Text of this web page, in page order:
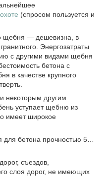
(спросом пользуется и
щебня — дешевизна, в
Энергозатраты
с другими видами щебня
бетона с
в качестве крупного
некоторым другим
уступает щебню из
имеет широкое
для бетона прочностью 5…
съездов,
слоя дорог, не имеющих